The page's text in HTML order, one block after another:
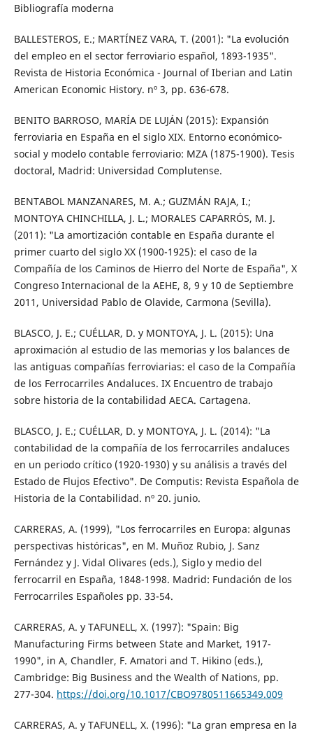
Bibliografía moderna
BALLESTEROS, E.; MARTÍNEZ VARA, T. (2001): "La evolución
del empleo en el sector ferroviario español, 1893-1935".
Revista de Historia Económica - Journal of Iberian and Latin
American Economic History. nº 3, pp. 636-678.
BENITO BARROSO, MARÍA DE LUJÁN (2015): Expansión
ferroviaria en España en el siglo XIX. Entorno económico-
social y modelo contable ferroviario: MZA (1875-1900). Tesis
doctoral, Madrid: Universidad Complutense.
BENTABOL MANZANARES, M. A.; GUZMÁN RAJA, I.;
MONTOYA CHINCHILLA, J. L.; MORALES CAPARRÓS, M. J.
(2011): "La amortización contable en España durante el
primer cuarto del siglo XX (1900-1925): el caso de la
Compañía de los Caminos de Hierro del Norte de España", X
Congreso Internacional de la AEHE, 8, 9 y 10 de Septiembre
2011, Universidad Pablo de Olavide, Carmona (Sevilla).
BLASCO, J. E.; CUÉLLAR, D. y MONTOYA, J. L. (2015): Una
aproximación al estudio de las memorias y los balances de
las antiguas compañías ferroviarias: el caso de la Compañía
de los Ferrocarriles Andaluces. IX Encuentro de trabajo
sobre historia de la contabilidad AECA. Cartagena.
BLASCO, J. E.; CUÉLLAR, D. y MONTOYA, J. L. (2014): "La
contabilidad de la compañía de los ferrocarriles andaluces
en un periodo crítico (1920-1930) y su análisis a través del
Estado de Flujos Efectivo". De Computis: Revista Española de
Historia de la Contabilidad. nº 20. junio.
CARRERAS, A. (1999), "Los ferrocarriles en Europa: algunas
perspectivas históricas", en M. Muñoz Rubio, J. Sanz
Fernández y J. Vidal Olivares (eds.), Siglo y medio del
ferrocarril en España, 1848-1998. Madrid: Fundación de los
Ferrocarriles Españoles pp. 33-54.
CARRERAS, A. y TAFUNELL, X. (1997): "Spain: Big
Manufacturing Firms between State and Market, 1917-
1990", in A, Chandler, F. Amatori and T. Hikino (eds.),
Cambridge: Big Business and the Wealth of Nations, pp.
277-304. https://doi.org/10.1017/CBO9780511665349.009
CARRERAS, A. y TAFUNELL, X. (1996): "La gran empresa en la